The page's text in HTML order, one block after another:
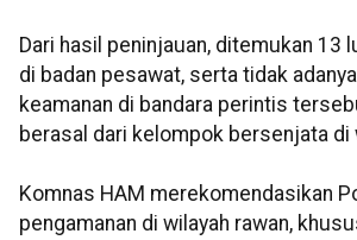
Dari hasil peninjauan, ditemukan 13
di badan pesawat, serta tidak
keamanan di bandara perintis
berasal dari kelompok bersenjata di
Komnas HAM merekomendasikan
pengamanan di wilayah rawan,